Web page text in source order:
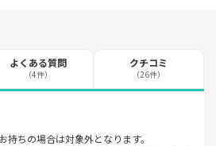
よくある質問
（4件）
クチコミ
（26件）
ちの場合は対象外となります。